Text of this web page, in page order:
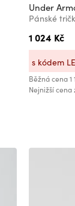
Under
1 024 Kč
Běžná cena1
Nejnižší cena
s kódem